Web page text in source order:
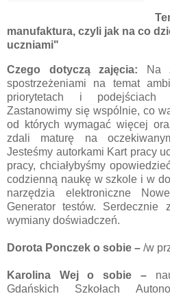
manufaktura, czyli jak na co
uczniami"
Czego dotyczą zajęcia:
Na
spostrzeżeniami na temat
priorytetach i podejściach
Zastanowimy się wspólnie, co
od których wymagać więcej
zdali maturę na
Jesteśmy autorkami Kart pracy
pracy, chciałybyśmy
codzienną naukę w szkole i w
narzędzia elektroniczne
Generator testów. Serdecznie
wymiany doświadczeń.
Dorota Ponczek o sobie – /w
Karolina Wejo sobie –
Gdańskich Szkołach